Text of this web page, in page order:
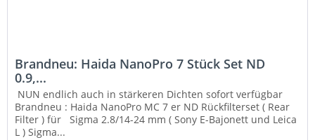
Brandneu: Haida NanoPro 7 Stück Set ND
0.9,...
NUN endlich auch in stärkeren Dichten sofort verfügbar
Brandneu : Haida NanoPro MC 7 er ND Rückfilterset ( Rear
Filter ) für Sigma 2.8/14-24 mm ( Sony E-Bajonett und Leica
L ) Sigma...